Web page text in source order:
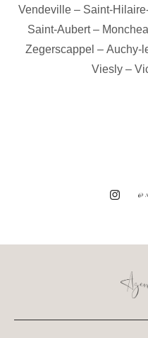
Vendeville– Saint-
Saint-Aubert–
Zegerscappel – Auchy-
Viesly–